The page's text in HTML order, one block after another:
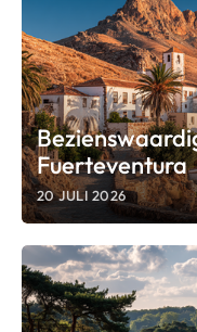
Fuerteventura
20 JULI 2026